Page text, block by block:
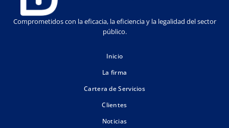
Comprometidos con la eficacia, la eficiencia y la legalidad del sector
público.
Inicio
La firma
Cartera de Servicios
Clientes
Noticias